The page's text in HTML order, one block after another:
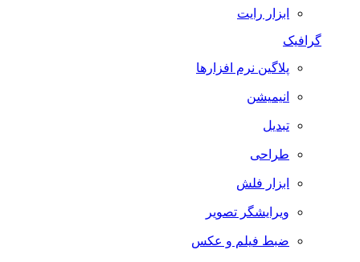
ابزار رایت
گرافیک
پلاگین نرم افزارها
انیمیشن
تبدیل
طراحی
ابزار فلش
ویرایشگر تصویر
ضبط فيلم و عكس